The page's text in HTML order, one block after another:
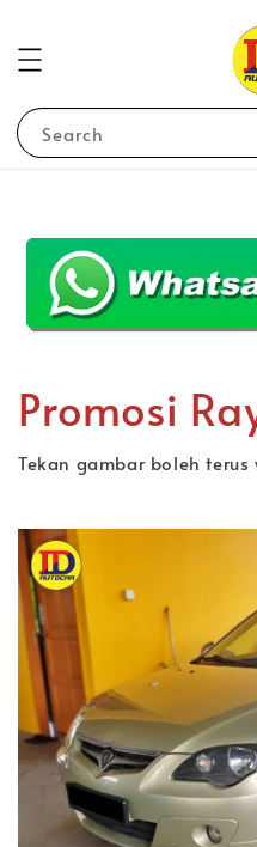
Search
Promosi
Tekan gambar boleh